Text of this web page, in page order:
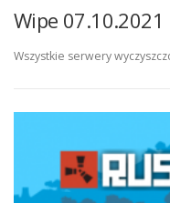
Wipe 07.10.2021
Wszystkie serwery